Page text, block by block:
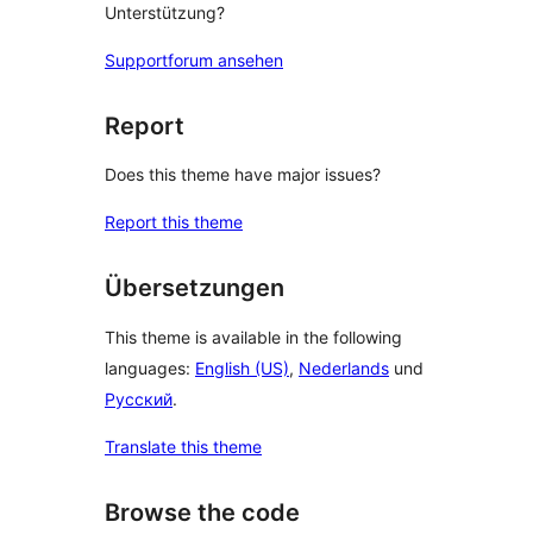
Unterstützung?
Supportforum ansehen
Report
Does this theme have major issues?
Report this theme
Übersetzungen
This theme is available in the following
languages: English (US), Nederlands und
Русский.
Translate this theme
Browse the code